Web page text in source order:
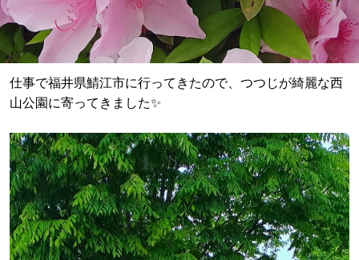
仕事で福井県鯖江市に行ってきたので、つつじが綺麗な西
山公園に寄ってきました✨